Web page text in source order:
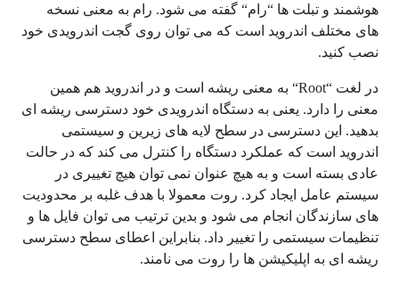
هوشمند و تبلت ها“رام“گفته می شود. رام به معنی نسخه
های مختلف اندروید است که می توان روی گجت اندرویدی خود
نصب کنید.
در لغت“
Root
“به معنی ریشه است و در اندروید هم همین
معنی را دارد. یعنی به دستگاه اندرویدی خود دسترسی ریشه ای
بدهید. این دسترسی در سطح لایه های زیرین و سیستمی
اندروید است که عملکرد دستگاه را کنترل می کند که در حالت
عادی بسته است و به هیچ عنوان نمی توان هیچ تغییری در
سیستم عامل ایجاد کرد. روت معمولا با هدف غلبه بر محدودیت
های سازندگان انجام می شود و بدین ترتیب می توان فایل ها و
تنظیمات سیستمی را تغییر داد. بنابراین اعطای سطح دسترسی
ریشه ای به اپلیکیشن ها را روت می نامند.